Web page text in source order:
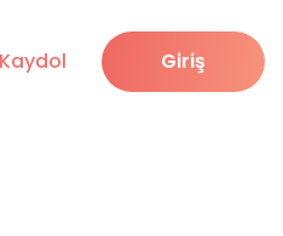
Kaydol Giriş